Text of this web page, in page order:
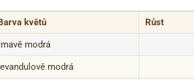
květů Růst
modrá
levandulově modrá